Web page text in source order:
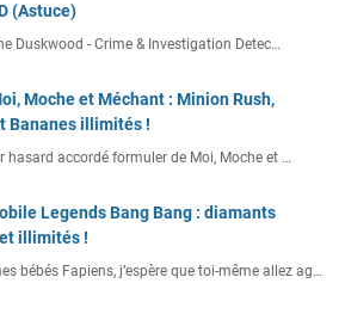
(Astuce)
Duskwood - Crime & Investigation Detec…
Moche et Méchant : Minion Rush,
Bananes illimités !
hasard accordé formuler de Moi, Moche et …
Legends Bang Bang : diamants
illimités !
bébés Fapiens, j’espère que toi-même allez ag…